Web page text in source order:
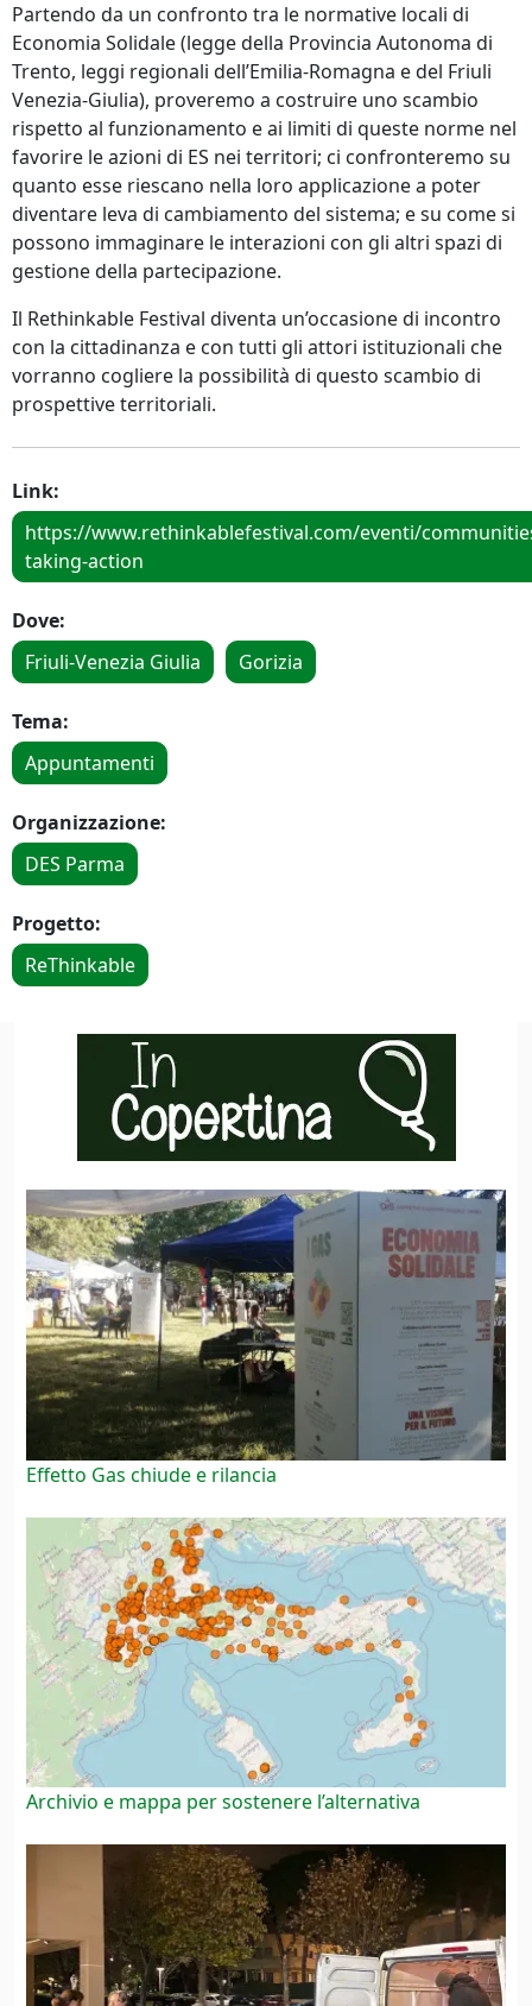
Partendo da un confronto tra le normative locali di
Economia Solidale (legge della Provincia Autonoma di
Trento, leggi regionali dell’Emilia-Romagna e del Friuli
Venezia-Giulia), proveremo a costruire uno scambio
rispetto al funzionamento e ai limiti di queste norme nel
favorire le azioni di ES nei territori; ci confronteremo su
quanto esse riescano nella loro applicazione a poter
diventare leva di cambiamento del sistema; e su come si
possono immaginare le interazioni con gli altri spazi di
gestione della partecipazione.
Il Rethinkable Festival diventa un’occasione di incontro
con la cittadinanza e con tutti gli attori istituzionali che
vorranno cogliere la possibilità di questo scambio di
prospettive territoriali.
Link:
https://www.rethinkablefestival.com/eventi/
taking-action
Dove:
Friuli-Venezia Giulia
Gorizia
Tema:
Appuntamenti
Organizzazione:
DES Parma
Progetto:
ReThinkable
Effetto Gas chiude e rilancia
Archivio e mappa per sostenere l’alternativa